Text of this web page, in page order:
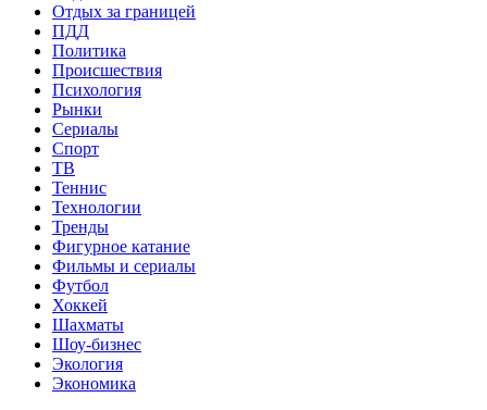
Отдых за границей
ПДД
Политика
Происшествия
Психология
Рынки
Сериалы
Спорт
ТВ
Теннис
Технологии
Тренды
Фигурное катание
Фильмы и сериалы
Футбол
Хоккей
Шахматы
Шоу-бизнес
Экология
Экономика